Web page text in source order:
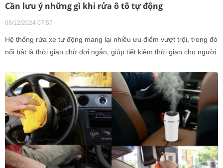
Cần lưu ý những gì khi rửa ô tô tự động
08/12/2024 07:57
Hệ thống rửa xe tự động mang lại nhiều ưu điểm vượt trội, trong đó
nổi bật là thời gian chờ đợi ngắn, giúp tiết kiệm thời gian cho người
nguy cơ xước xe, nhờ vào cơ chế làm sạch chính xác và đồng đều.
Quan trọng hơn, quá trình vệ sinh xe hoàn toàn không phụ thuộc
vào yếu tố con người, đảm bảo tính nhất quán và hiệu quả cao
trong mọi lần sử dụng.